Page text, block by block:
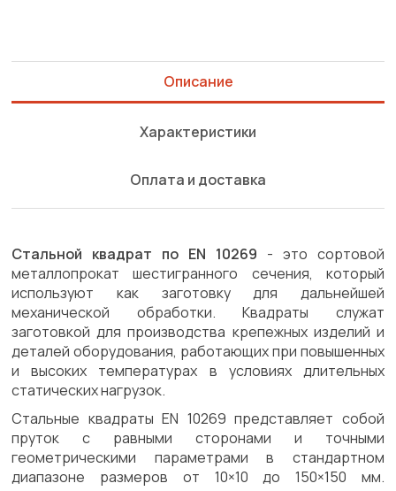
Описание
Характеристики
Оплата и доставка
Стальной квадрат по EN 10269 - это сортовой
металлопрокат шестигранного сечения, который
используют как заготовку для дальнейшей
механической обработки. Квадраты служат
заготовкой для производства крепежных изделий и
деталей оборудования, работающих при повышенных
и высоких температурах в условиях длительных
статических нагрузок.
Стальные квадраты EN 10269 представляет собой
пруток с равными сторонами и точными
геометрическими параметрами в стандартном
диапазоне размеров от 10×10 до 150×150 мм.